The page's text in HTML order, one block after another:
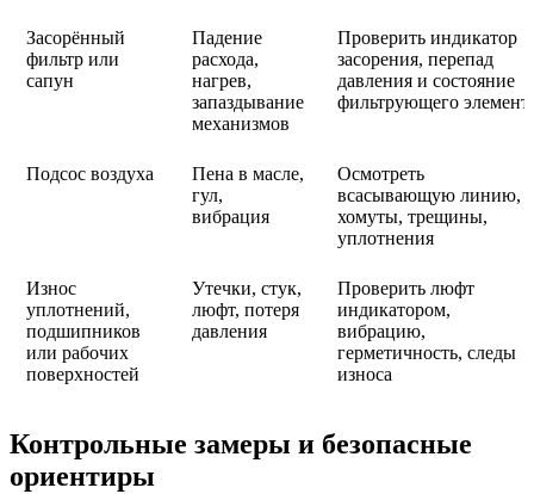
Засорённый
фильтр или
сапун
Падение
расхода,
нагрев,
запаздывание
механизмов
Проверить индикатор
засорения, перепад
давления и состояние
фильтрующего
Подсос воздуха
Пена в масле,
гул,
вибрация
Осмотреть
всасывающую линию,
хомуты, трещины,
уплотнения
Износ
уплотнений,
подшипников
или рабочих
поверхностей
Утечки, стук,
люфт, потеря
давления
Проверить люфт
индикатором,
вибрацию,
герметичность, следы
износа
Контрольные замеры и безопасные
ориентиры